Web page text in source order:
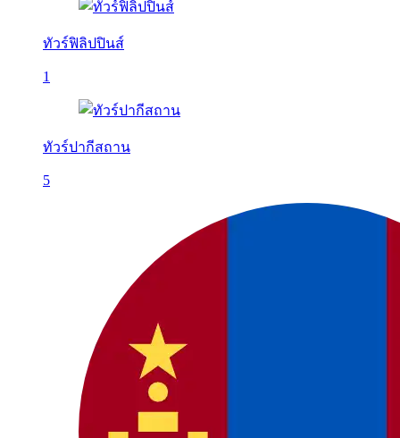
ทัวร์ฟิลิปปินส์
1
ทัวร์ปากีสถาน
5